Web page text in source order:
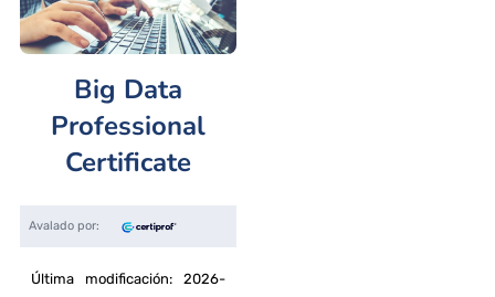
Big Data
Professional
Certificate
Última modificación: 2026-